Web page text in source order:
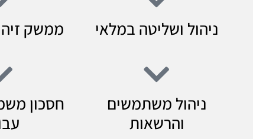
ניהול ושליטה במלאי ממשק
ניהול משתמשים
והרשאות
חסכון